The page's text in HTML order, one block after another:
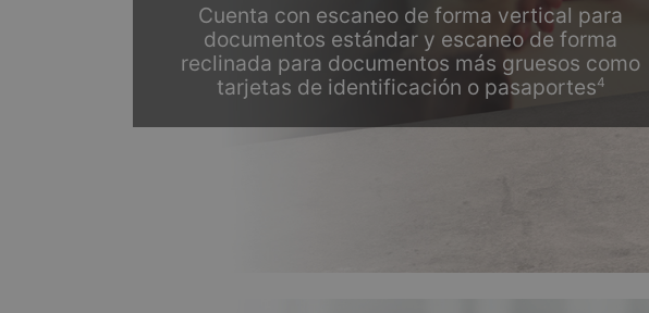
Cuenta con escaneo de forma vertical para
documentos estándar y escaneo de forma
reclinada para documentos más gruesos como
tarjetas de identificación o pasaportes4